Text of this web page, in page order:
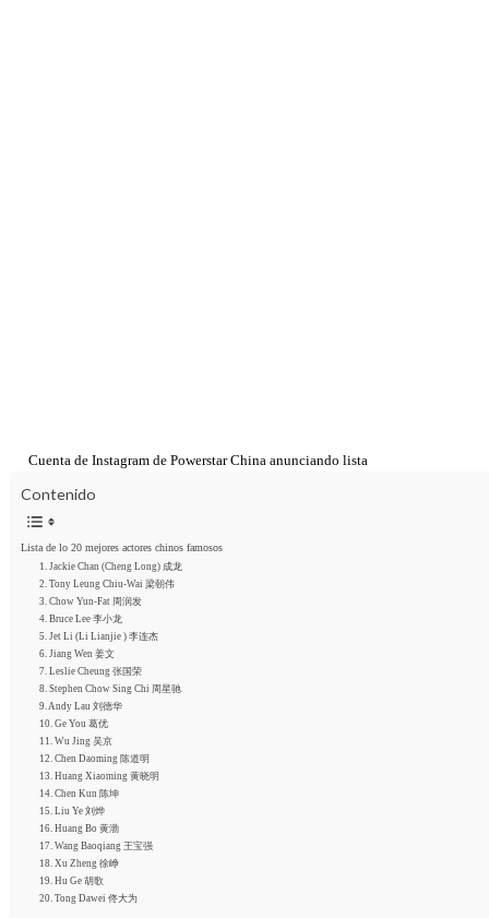
Cuenta de Instagram de Powerstar China anunciando lista
Contenido
Lista de lo 20 mejores actores chinos famosos
1. Jackie Chan (Cheng Long) 成龙
2. Tony Leung Chiu-Wai 梁朝伟
3. Chow Yun-Fat 周润发
4. Bruce Lee 李小龙
5. Jet Li (Li Lianjie ) 李连杰
6. Jiang Wen 姜文
7. Leslie Cheung 张国荣
8. Stephen Chow Sing Chi 周星驰
9. Andy Lau 刘德华
10. Ge You 葛优
11. Wu Jing 吴京
12. Chen Daoming 陈道明
13. Huang Xiaoming 黄晓明
14. Chen Kun 陈坤
15. Liu Ye 刘烨
16. Huang Bo 黄渤
17. Wang Baoqiang 王宝强
18. Xu Zheng 徐峥
19. Hu Ge 胡歌
20. Tong Dawei 佟大为